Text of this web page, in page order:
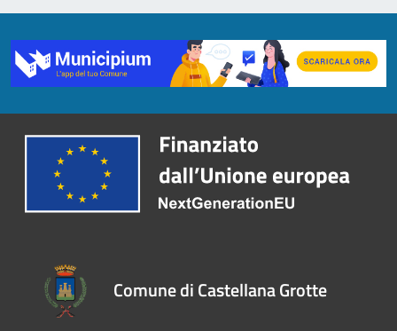
Comune di Castellana Grotte